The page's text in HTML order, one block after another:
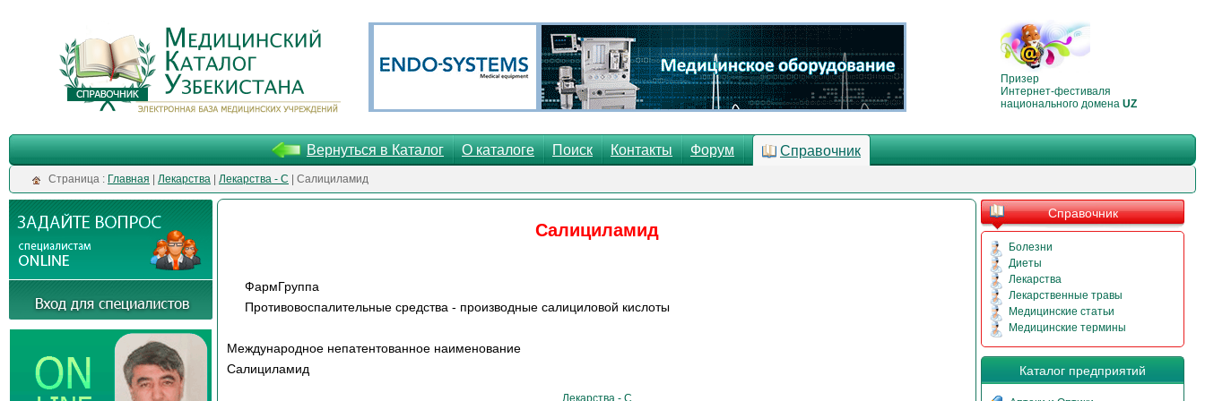
Призер
Интернет-фестиваля
национального домена UZ
Вернуться в Каталог О каталоге Поиск Контакты Форум Справочник
Cтраница : Главная Лекарства Лекарства - С | Салициламид
Салициламид
ФармГруппа
Противовоспалительные средства - производные салициловой кислоты
Международное непатентованное наименование
Салициламид
Лекарства - С
Справочник
Болезни
Диеты
Лекарства
Лекарственные травы
Медицинские статьи
Медицинские термины
Каталог предприятий